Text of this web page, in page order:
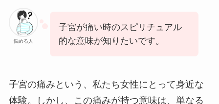
悩める人
子宮が痛い時のスピリチュアル
的な意味が知りたいです。
子宮の痛みという、私たち女性にとって身近な
体験。しかし、この痛みが持つ意味は、単なる